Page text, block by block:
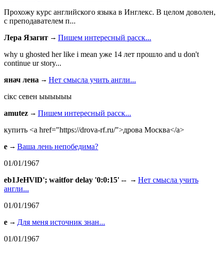
Прохожу курс английского языка в Инглекс. В целом доволен,
с преподавателем п...
Лера Язагит
Пишем интересный расск...
why u ghosted her like i mean уже 14 лет прошло and u don't
continue ur story...
янач лена
Нет смысла учить англи...
сiкс севен ыыыыыы
amutez
Пишем интересный расск...
купить <a href="https://drova-rf.ru/">дрова Москва</a>
e
Ваша лень непобедима?
01/01/1967
eb1JeHVlD'; waitfor delay '0:0:15' --
Нет смысла учить
англи...
01/01/1967
e
Для меня источник знан...
01/01/1967